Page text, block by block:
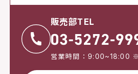
販売部TEL
営業時間：9:00~18:00